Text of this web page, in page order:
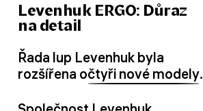
Levenhuk ERGO: Důraz
na detail
Řada lup Levenhuk byla
rozšířena očtyři nové modely.